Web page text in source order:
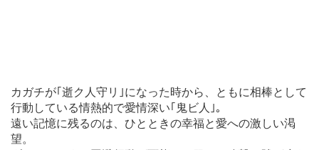
カガチが｢逝ク人守リ｣になった時から、ともに相棒として
行動している情熱的で愛情深い｢鬼ビ人｣。
遠い記憶に残るのは、ひとときの幸福と愛への激しい渇
望。